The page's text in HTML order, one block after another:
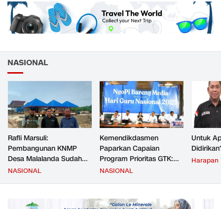
NASIONAL
Rafli Marsuli:
Pembangunan KNMP
Desa Malalanda Sudah
Mencapai 69 Persen dan
JMD dan JMF
NASIONAL
Kemendikdasmen
Paparkan Capaian
Program Prioritas GTK:
Kompetensi Meningkat,
NASIONAL
Untuk
Harapan